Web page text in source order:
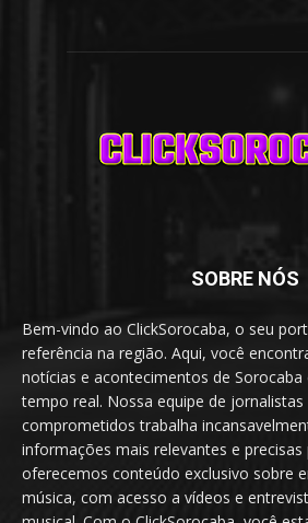
SOBRE NÓS
Bem-vindo ao ClickSorocaba, o seu
referência na região. Aqui, você
notícias e acontecimentos de Sorocaba
tempo real. Nossa equipe de jornalistas
comprometidos trabalha
informações mais relevantes e precisas
oferecemos conteúdo exclusivo sobre
música, com acesso a vídeos e